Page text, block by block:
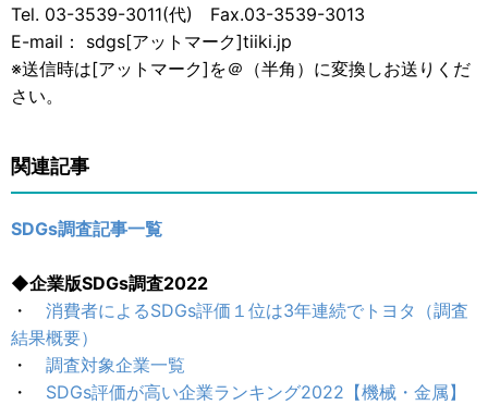
Tel. 03-3539-3011(代) Fax.03-3539-3013
E-mail： sdgs[アットマーク]tiiki.jp
※送信時は[アットマーク]を＠（半角）に変換しお送りくだ
さい。
関連記事
SDGs調査記事一覧
◆企業版SDGs調査2022
・ 消費者によるSDGs評価１位は3年連続でトヨタ（調査
結果概要）
・ 調査対象企業一覧
・ SDGs評価が高い企業ランキング2022【機械・金属】